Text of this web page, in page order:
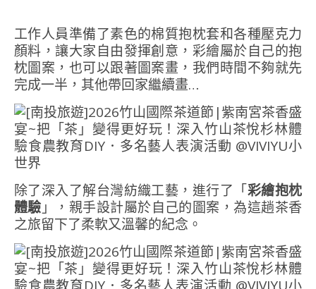
工作人員準備了素色的棉質抱枕套和各種壓克力
顏料，讓大家自由發揮創意，彩繪屬於自己的抱
枕圖案，也可以跟著圖案畫，我們時間不夠就先
完成一半，其他帶回家繼續畫…
除了深入了解台灣紡織工藝，進行了「彩繪抱枕
體驗 」，親手設計屬於自己的圖案，為這趟茶香
之旅留下了柔軟又溫馨的紀念。